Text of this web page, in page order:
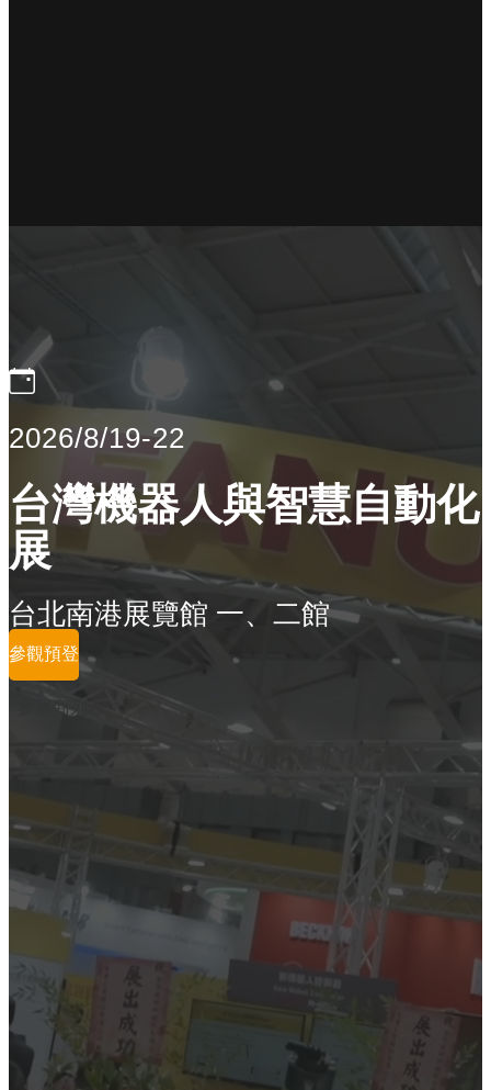
2026/8/19-22
台灣機器人與智慧自動化
展
台北南港展覽館 一、二館
參觀預登
參展商列表